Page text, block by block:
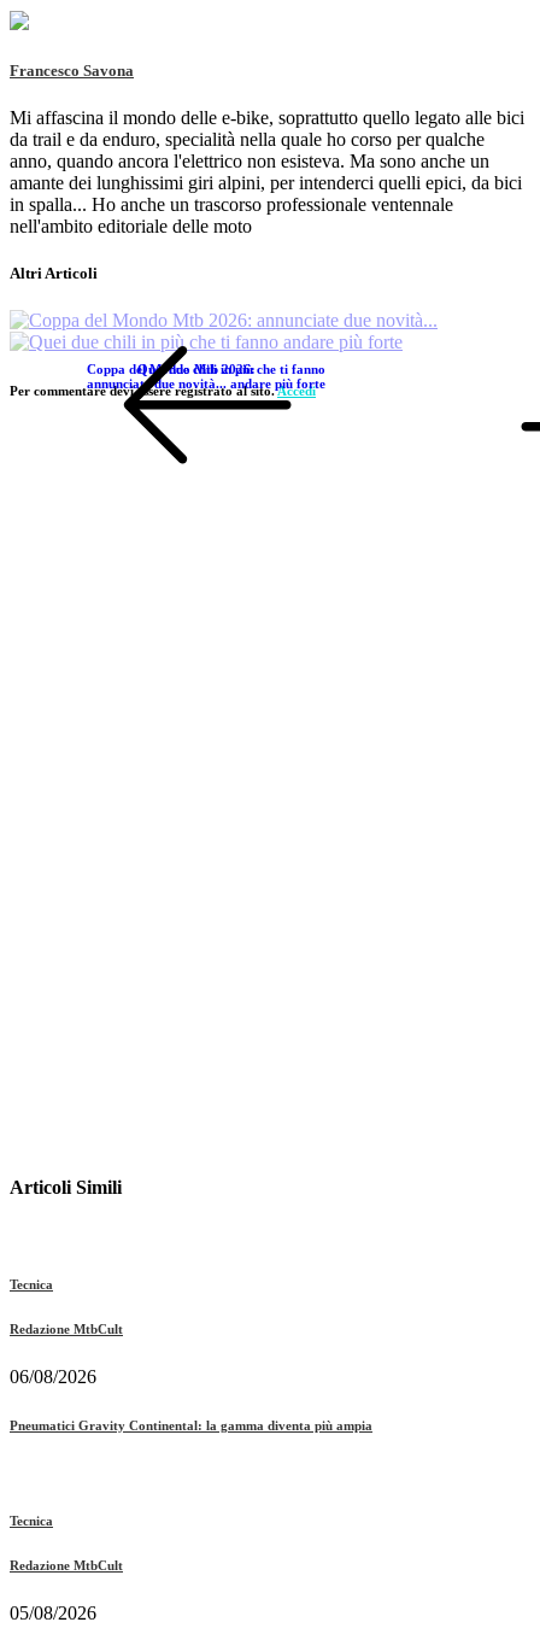
Francesco Savona
Mi affascina il mondo delle e-bike, soprattutto quello legato alle bici
da trail e da enduro, specialità nella quale ho corso per qualche
anno, quando ancora l'elettrico non esisteva. Ma sono anche un
amante dei lunghissimi giri alpini, per intenderci quelli epici, da bici
in spalla... Ho anche un trascorso professionale ventennale
nell'ambito editoriale delle moto
Altri Articoli
Coppa del Mondo Mtb 2026:
annunciate due novità...
Quei due chili in più che ti fanno
andare più forte
Per commentare devi essere registrato al sito.Accedi
Articoli Simili
Tecnica
Redazione MtbCult
06/08/2026
Pneumatici Gravity Continental: la gamma diventa più ampia
Tecnica
Redazione MtbCult
05/08/2026